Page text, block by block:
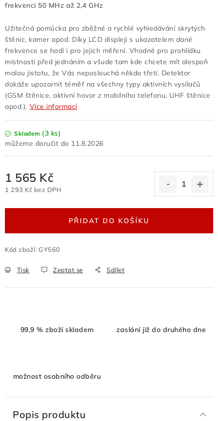
Odstoupení od kupní smlouvy
Nevyzvednuté zboží zaslané na dobírku
Reklamační protokol
Velkoobchod
Hodnocení obchodu
frekvenci 50 MHz až 2,4 GHz
Užitečná pomůcka pro zběžné a rychlé vyhledávání skrytých
štěnic, kamer apod. Díky LCD displeji s ukazatelem dané
frekvence se hodí i pro jejich měření. Vhodné pro prohlídku
místnosti před jednáním a všude tam kde chcete mít alespoň
malou jistotu, že Vás neposlouchá někdo třetí. Detektor
dokáže upozornit téměř na všechny typy aktivních vysílačů
(GSM štěnice, aktivní hovor z mobilního telefonu, UHF štěnice
apod.). Více informací
Skladem (3 ks)
11.8.2026
1 565 Kč
1 293 Kč bez DPH
PŘIDAT DO KOŠÍKU
Kód zboží: GY560
Tisk Zeptat se Sdílet
99,9 % zboží skladem zaslání již do druhého dne
možnost osobního odběru
Popis produktu